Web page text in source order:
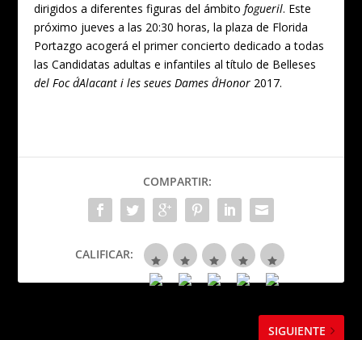
dirigidos a diferentes figuras del ámbitofogueril. Este
próximo jueves a las 20:30 horas, la plaza de Florida
Portazgo acogerá el primer concierto dedicado a todas
las Candidatas adultas e infantiles al título de Belleses
del Foc d´Alacant i les seues Dames d´Honor 2017.
COMPARTIR:
CALIFICAR:
SIGUIENTE